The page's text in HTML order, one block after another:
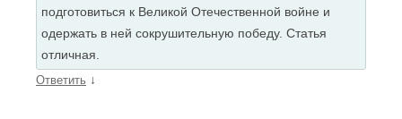
подготовиться к Великой Отечественной войне и
одержать в ней сокрушительную победу. Статья
отличная.
Ответить ↓